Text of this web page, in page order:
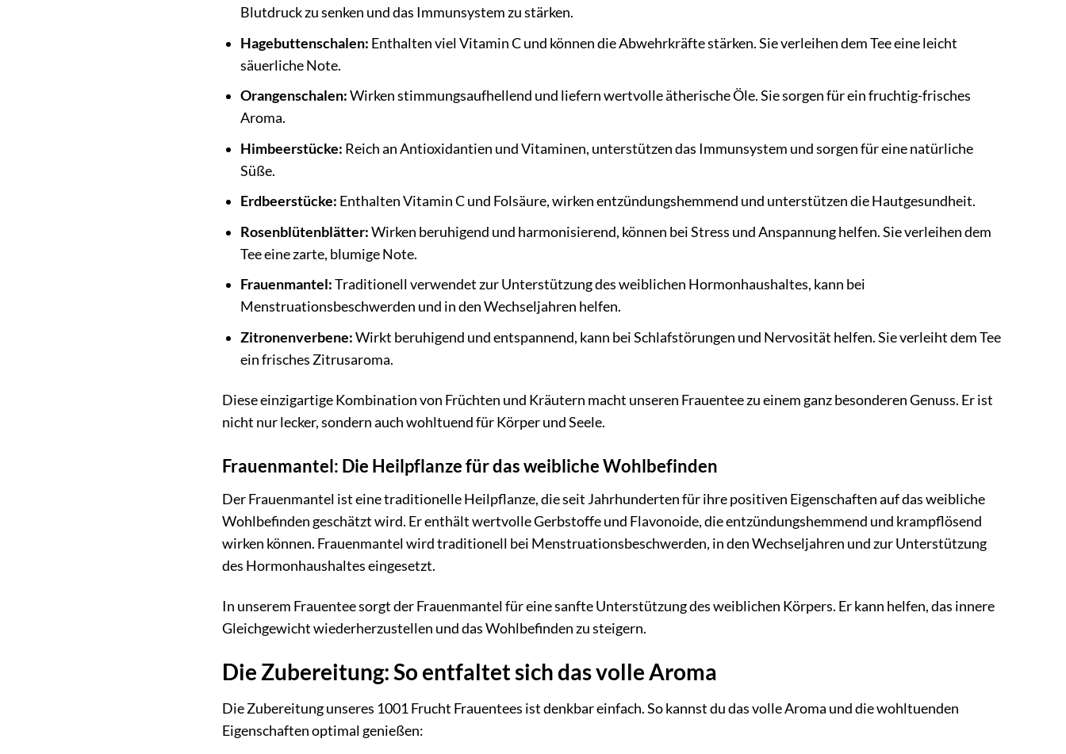
Blutdruck zu senken und das Immunsystem zu stärken.
Hagebuttenschalen: Enthalten viel Vitamin C und können die Abwehrkräfte stärken. Sie verleihen dem Tee eine leicht
säuerliche Note.
Orangenschalen:Wirken stimmungsaufhellend und liefern wertvolle ätherische Öle. Sie sorgen für ein fruchtig-frisches
Aroma.
Himbeerstücke: Reich an Antioxidantien und Vitaminen, unterstützen das Immunsystem und sorgen für eine natürliche
Süße.
Erdbeerstücke: Enthalten Vitamin C und Folsäure, wirken entzündungshemmend und unterstützen die Hautgesundheit.
Rosenblütenblätter:Wirken beruhigend und harmonisierend, können bei Stress und Anspannung helfen. Sie verleihen dem
Tee eine zarte, blumige Note.
Frauenmantel:Traditionell verwendet zur Unterstützung des weiblichen Hormonhaushaltes, kann bei
Menstruationsbeschwerden und in den Wechseljahren helfen.
Zitronenverbene:Wirkt beruhigend und entspannend, kann bei Schlafstörungen und Nervosität helfen. Sie verleiht dem Tee
ein frisches Zitrusaroma.
Diese einzigartige Kombination von Früchten und Kräutern macht unseren Frauentee zu einem ganz besonderen Genuss. Er ist
nicht nur lecker, sondern auch wohltuend für Körper und Seele.
Frauenmantel: Die Heilpflanze für das weibliche Wohlbefinden
Der Frauenmantel ist eine traditionelle Heilpflanze, die seit Jahrhunderten für ihre positiven Eigenschaften auf das weibliche
Wohlbefinden geschätzt wird. Er enthält wertvolle Gerbstoffe und Flavonoide, die entzündungshemmend und krampflösend
wirken können. Frauenmantel wird traditionell bei Menstruationsbeschwerden, in den Wechseljahren und zur Unterstützung
des Hormonhaushaltes eingesetzt.
In unserem Frauentee sorgt der Frauenmantel für eine sanfte Unterstützung des weiblichen Körpers. Er kann helfen, das innere
Gleichgewicht wiederherzustellen und das Wohlbefinden zu steigern.
Die Zubereitung: So entfaltet sich das volle Aroma
Die Zubereitung unseres 1001 Frucht Frauentees ist denkbar einfach. So kannst du das volle Aroma und die wohltuenden
Eigenschaften optimal genießen: